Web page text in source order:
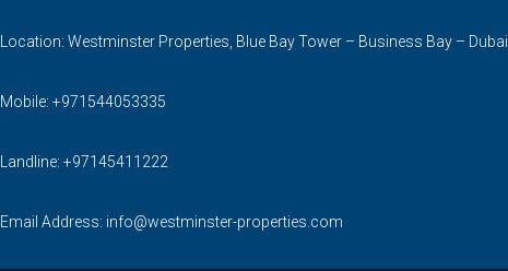
Location: Westminster Properties, Blue Bay Tower – Business Bay – Dubai
Mobile: +971544053335
Landline: +97145411222
Email Address: info@westminster-properties.com